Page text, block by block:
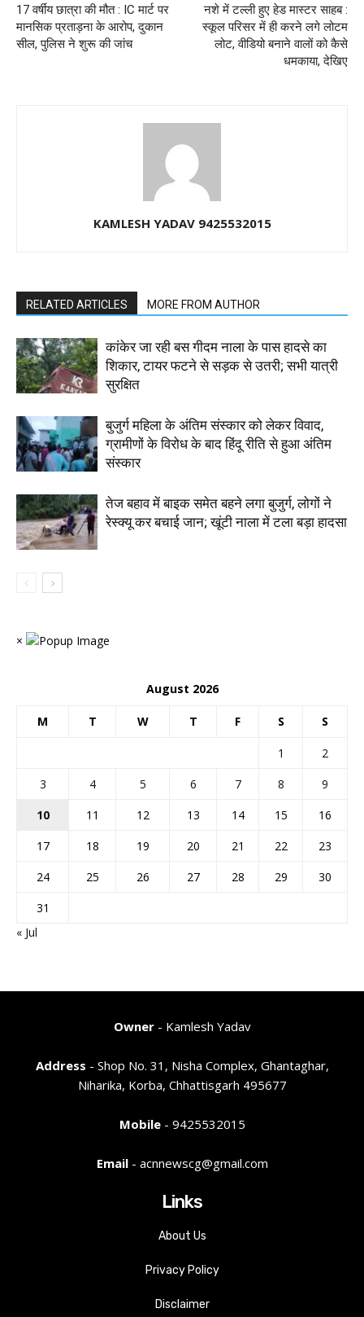
17 वर्षीय छात्रा की मौत : IC मार्ट पर
मानसिक प्रताड़ना के आरोप, दुकान
सील, पुलिस ने शुरू की जांच
नशे में टल्ली हुए हेड मास्टर साहब :
स्कूल परिसर में ही करने लगे लोटम
लोट, वीडियो बनाने वालों को कैसे
धमकाया, देखिए
KAMLESH YADAV 9425532015
RELATED ARTICLES MORE FROM AUTHOR
कांकेर जा रही बस गीदम नाला के पास हादसे का
शिकार, टायर फटने से सड़क से उतरी; सभी यात्री
सुरक्षित
बुजुर्ग महिला के अंतिम संस्कार को लेकर विवाद,
ग्रामीणों के विरोध के बाद हिंदू रीति से हुआ अंतिम
संस्कार
तेज बहाव में बाइक समेत बहने लगा बुजुर्ग, लोगों ने
रेस्क्यू कर बचाई जान; खूंटी नाला में टला बड़ा हादसा
×
August 2026
M T W T F S S
1
2
3
4 5 6 7 8
9
10
11 12 13 14 15
16
17
18 19 20 21 22
23
24
25 26 27 28 29
30
31
« Jul
Owner- Kamlesh Yadav
Address - Shop No. 31, Nisha Complex, Ghantaghar,
Niharika, Korba, Chhattisgarh 495677
Mobile- 9425532015
Email- acnnewscg@gmail.com
Links
About Us
Privacy Policy
Disclaimer